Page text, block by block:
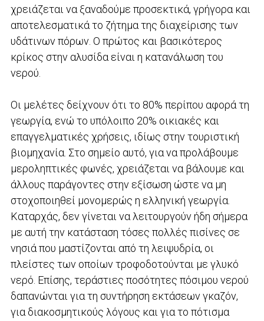
χρειάζεται να ξαναδούμε προσεκτικά, γρήγορα και
αποτελεσματικά το ζήτημα της διαχείρισης των
υδάτινων πόρων. Ο πρώτος και βασικότερος
κρίκος στην αλυσίδα είναι η κατανάλωση του
νερού.
Οι μελέτες δείχνουν ότι το 80% περίπου αφορά τη
γεωργία, ενώ το υπόλοιπο 20% οικιακές και
επαγγελματικές χρήσεις, ιδίως στην τουριστική
βιομηχανία. Στο σημείο αυτό, για να προλάβουμε
μεροληπτικές φωνές, χρειάζεται να βάλουμε και
άλλους παράγοντες στην εξίσωση ώστε να μη
στοχοποιηθεί μονομερώς η ελληνική γεωργία.
Καταρχάς, δεν γίνεται να λειτουργούν ήδη σήμερα
με αυτή την κατάσταση τόσες πολλές πισίνες σε
νησιά που μαστίζονται από τη λειψυδρία, οι
πλείστες των οποίων τροφοδοτούνται με γλυκό
νερό. Επίσης, τεράστιες ποσότητες πόσιμου νερού
δαπανώνται για τη συντήρηση εκτάσεων γκαζόν,
για διακοσμητικούς λόγους και για το πότισμα